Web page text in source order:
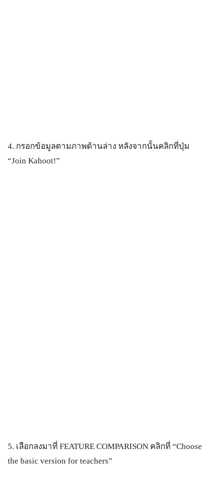
4. กรอกข้อมูลตามภาพด้านล่าง หลังจากนั้นคลิกที่ปุ่ม
“Join Kahoot!”
5. เลือกลงมาที่ FEATURE COMPARISON คลิกที่ “Choose
the basic version for teachers”